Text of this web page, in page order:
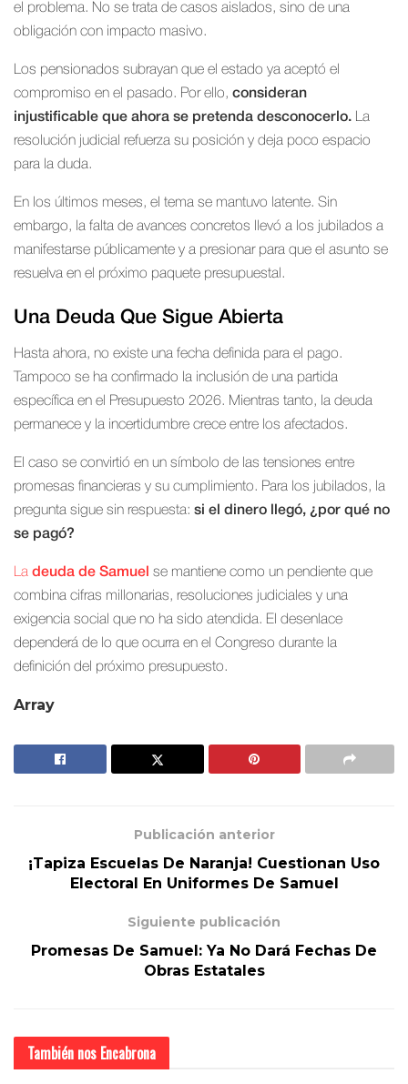
el problema. No se trata de casos aislados, sino de una
obligación con impacto masivo.
Los pensionados subrayan que el estado ya aceptó el
compromiso en el pasado. Por ello, consideran
injustificable que ahora se pretenda desconocerlo.
La
resolución judicial refuerza su posición y deja poco espacio
para la duda.
En los últimos meses, el tema se mantuvo latente. Sin
embargo, la falta de avances concretos llevó a los jubilados a
manifestarse públicamente y a presionar para que el asunto se
resuelva en el próximo paquete presupuestal.
Una Deuda Que Sigue Abierta
Hasta ahora, no existe una fecha definida para el pago.
Tampoco se ha confirmado la inclusión de una partida
específica en el Presupuesto 2026. Mientras tanto, la deuda
permanece y la incertidumbre crece entre los afectados.
El caso se convirtió en un símbolo de las tensiones entre
promesas financieras y su cumplimiento. Para los jubilados, la
pregunta sigue sin respuesta: si el dinero llegó, ¿por qué no
se pagó?
La deuda de Samuel se mantiene como un pendiente que
combina cifras millonarias, resoluciones judiciales y una
exigencia social que no ha sido atendida. El desenlace
dependerá de lo que ocurra en el Congreso durante la
definición del próximo presupuesto.
Array
Publicación anterior
¡Tapiza Escuelas De Naranja! Cuestionan Uso
Electoral En Uniformes De Samuel
Siguiente publicación
Promesas De Samuel: Ya No Dará Fechas De
Obras Estatales
También nos Encabrona